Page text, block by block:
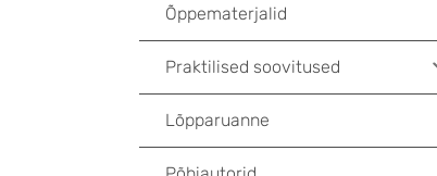
Õppematerjalid
Praktilised soovitused
Lõpparuanne